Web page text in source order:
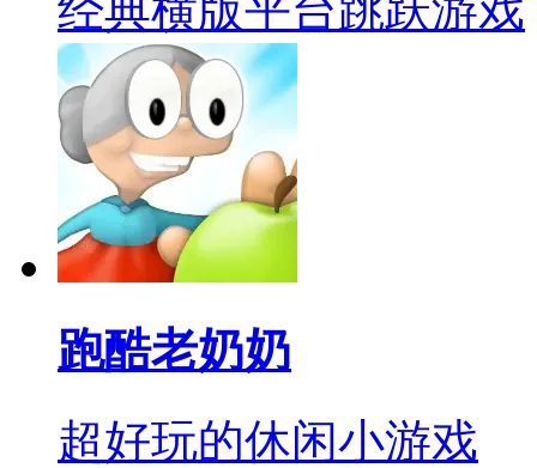
经典横版平台跳跃游戏
跑酷老奶奶
超好玩的休闲小游戏